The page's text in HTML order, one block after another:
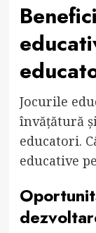
Jocurile
învățătură
educatori.
educative